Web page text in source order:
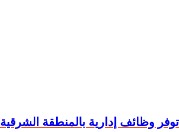
وظائف إدارية بالمنطقة الشرقية